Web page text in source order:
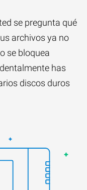
se pregunta qué
archivos ya no
se bloquea
has
discos duros